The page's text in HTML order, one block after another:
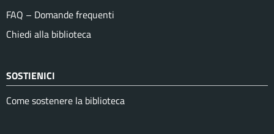
FAQ – Domande frequenti
Chiedi alla biblioteca
SOSTIENICI
Come sostenere la biblioteca